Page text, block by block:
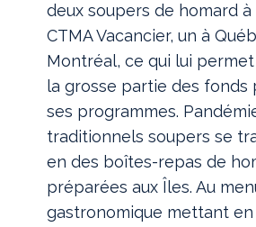
deux soupers de homard
CTMA Vacancier, un à
Montréal, ce qui lui
la grosse partie des fonds
ses programmes.
traditionnels soupers se
en des boîtes-repas de
préparées aux Îles. Au
gastronomique mettant